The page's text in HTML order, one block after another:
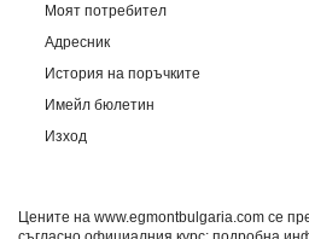
Моят потребител
Адресник
История на поръчките
Имейл бюлетин
Изход
Цените на www.egmontbulgaria.com се